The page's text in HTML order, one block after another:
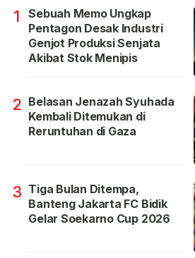
1
Sebuah Memo Ungkap
Pentagon Desak Industri
Genjot Produksi Senjata
Akibat Stok Menipis
2 Belasan Jenazah Syuhada
Kembali Ditemukan di
Reruntuhan di Gaza
3 Tiga Bulan Ditempa,
Banteng Jakarta FC Bidik
Gelar Soekarno Cup 2026